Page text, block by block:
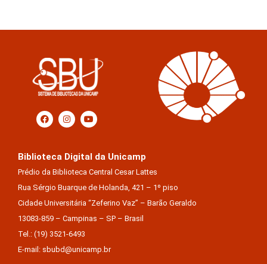
Biblioteca Digital da Unicamp
Prédio da Biblioteca Central Cesar Lattes
Rua Sérgio Buarque de Holanda, 421 – 1º piso
Cidade Universitária “Zeferino Vaz” – Barão Geraldo
13083-859 – Campinas – SP – Brasil
Tel.: (19) 3521-6493
E-mail: sbubd@unicamp.br